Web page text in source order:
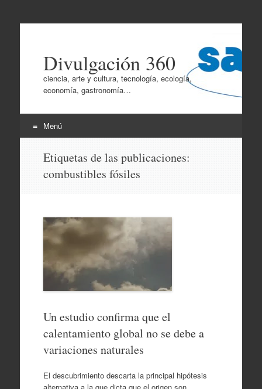
Divulgación 360
ciencia, arte y cultura, tecnología, ecología,
economía, gastronomía…
Menú
contenido
Etiquetas de las publicaciones:
combustibles fósiles
Un estudio confirma que el
calentamiento global no se debe a
variaciones naturales
El descubrimiento descarta la principal hipótesis
alternativa a la que dicta que el origen son